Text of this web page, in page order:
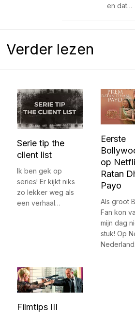
en dat…
Verder lezen
Serie tip the
client list
Ik ben gek op
series! Er kijkt niks
zo lekker weg als
een verhaal…
Eerste
op
Ratan
Payo
Als groot
Fan kon
mijn dag
stuk! Op
Filmtips III